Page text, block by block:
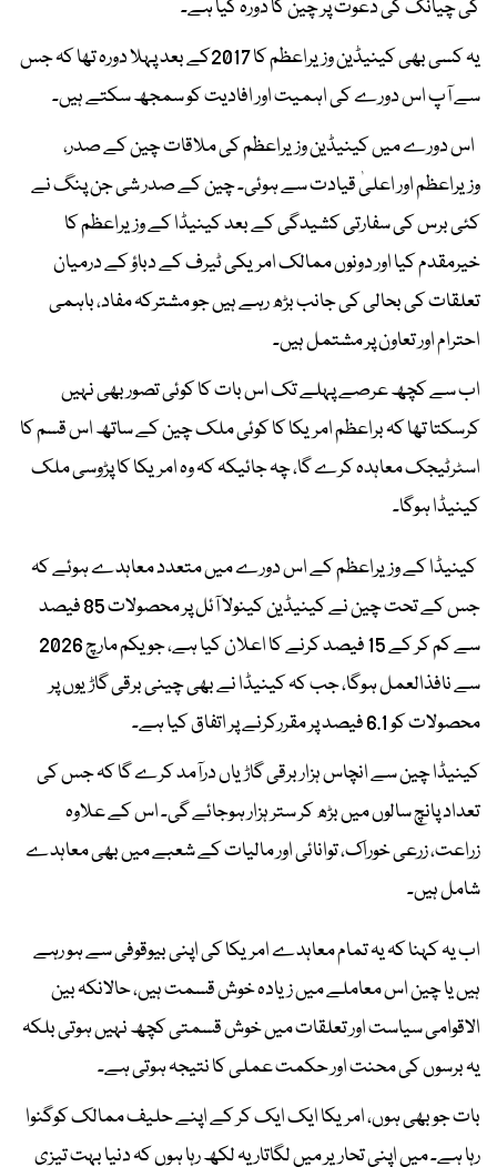
کی چیانگ کی دعوت پر چین کا دورہ کیا ہے۔
یہ کسی بھی کینیڈین وزیراعظم کا 2017کے بعد پہلا دورہ تھا کہ جس
سے آپ اس دورے کی اہمیت اور افادیت کو سمجھ سکتے ہیں۔
اس دورے میں کینیڈین وزیراعظم کی ملاقات چین کے صدر،
وزیراعظم اور اعلیٰ قیادت سے ہوئی۔ چین کے صدر شی جن پنگ نے
کئی برس کی سفارتی کشیدگی کے بعد کینیڈا کے وزیراعظم کا
خیرمقدم کیا اور دونوں ممالک امریکی ٹیرف کے دباؤ کے درمیان
تعلقات کی بحالی کی جانب بڑھ رہے ہیں جو مشترکہ مفاد، باہمی
احترام اور تعاون پر مشتمل ہیں۔
اب سے کچھ عرصے پہلے تک اس بات کا کوئی تصور بھی نہیں
کرسکتا تھا کہ براعظم امریکا کا کوئی ملک چین کے ساتھ اس قسم کا
اسٹرٹیجک معاہدہ کرے گا، چہ جائیکہ کہ وہ امریکا کا پڑوسی ملک
کینیڈا ہوگا۔
کینیڈا کے وزیراعظم کے اس دورے میں متعدد معاہدے ہوئے کہ
جس کے تحت چین نے کینیڈین کینولا آئل پر محصولات 85 فیصد
سے کم کر کے 15 فیصد کرنے کا اعلان کیا ہے، جو یکم مارچ 2026
سے نافذالعمل ہوگا، جب کہ کینیڈا نے بھی چینی برقی گاڑیوں پر
محصولات کو 6.1 فیصد پر مقررکرنے پر اتفاق کیا ہے۔
کینیڈا چین سے انچاس ہزار برقی گاڑیاں درآمد کرے گا کہ جس کی
تعداد پانچ سالوں میں بڑھ کر ستر ہزار ہوجائے گی۔ اس کے علاوہ
زراعت، زرعی خوراک، توانائی اور مالیات کے شعبے میں بھی معاہدے
شامل ہیں۔
اب یہ کہنا کہ یہ تمام معاہدے امریکا کی اپنی بیوقوفی سے ہو رہے
ہیں یا چین اس معاملے میں زیادہ خوش قسمت ہیں، حالانکہ بین
الاقوامی سیاست اور تعلقات میں خوش قسمتی کچھ نہیں ہوتی بلکہ
یہ برسوں کی محنت اور حکمت عملی کا نتیجہ ہوتی ہے۔
بات جو بھی ہوں، امریکا ایک ایک کر کے اپنے حلیف ممالک کوگنوا
رہا ہے۔ میں اپنی تحاریر میں لگاتار یہ لکھ رہا ہوں کہ دنیا بہت تیزی